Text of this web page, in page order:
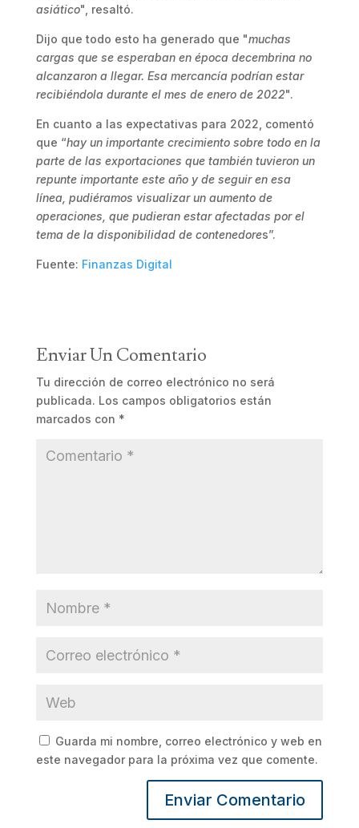
asiático", resaltó.
Dijo que todo esto ha generado que "muchas
cargas que se esperaban en época decembrina no
alcanzaron a llegar. Esa mercancía podrían estar
recibiéndola durante el mes de enero de 2022".
En cuanto a las expectativas para 2022, comentó
que “hay un importante crecimiento sobre todo en la
parte de las exportaciones que también tuvieron un
repunte importante este año y de seguir en esa
línea, pudiéramos visualizar un aumento de
operaciones, que pudieran estar afectadas por el
tema de la disponibilidad de contenedores”.
Fuente: Finanzas Digital
Enviar Un Comentario
Tu dirección de correo electrónico no será
publicada. Los campos obligatorios están
marcados con *
Guarda mi nombre, correo electrónico y web en
este navegador para la próxima vez que comente.